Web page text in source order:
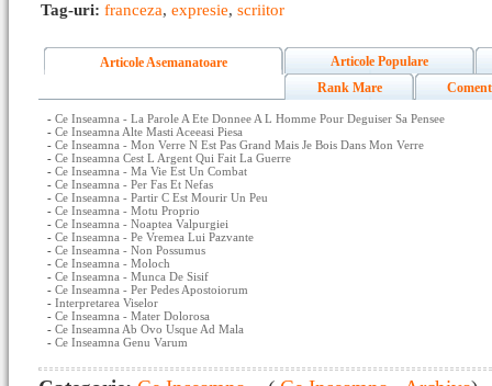
Tag-uri: franceza, expresie, scriitor
Articole Asemanatoare
Articole Populare
Rank Mare
- Ce Inseamna - La Parole A Ete Donnee A L Homme Pour Deguiser Sa Pensee
- Ce Inseamna Alte Masti Aceeasi Piesa
- Ce Inseamna - Mon Verre N Est Pas Grand Mais Je Bois Dans Mon Verre
- Ce Inseamna Cest L Argent Qui Fait La Guerre
- Ce Inseamna - Ma Vie Est Un Combat
- Ce Inseamna - Per Fas Et Nefas
- Ce Inseamna - Partir C Est Mourir Un Peu
- Ce Inseamna - Motu Proprio
- Ce Inseamna - Noaptea Valpurgiei
- Ce Inseamna - Pe Vremea Lui Pazvante
- Ce Inseamna - Non Possumus
- Ce Inseamna - Moloch
- Ce Inseamna - Munca De Sisif
- Ce Inseamna - Per Pedes Apostoiorum
- Interpretarea Viselor
- Ce Inseamna - Mater Dolorosa
- Ce Inseamna Ab Ovo Usque Ad Mala
- Ce Inseamna Genu Varum